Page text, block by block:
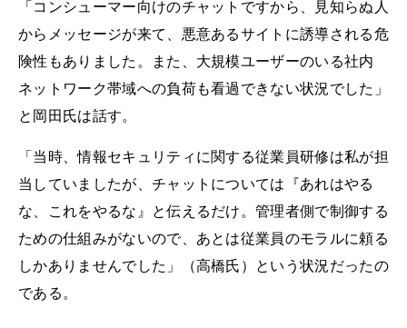
「コンシューマー向けのチャットですから、見知らぬ人
からメッセージが来て、悪意あるサイトに誘導される危
険性もありました。また、大規模ユーザーのいる社内
ネットワーク帯域への負荷も看過できない状況でした」
と岡田氏は話す。
「当時、情報セキュリティに関する従業員研修は私が担
当していましたが、チャットについては『あれはやる
な、これをやるな』と伝えるだけ。管理者側で制御する
ための仕組みがないので、あとは従業員のモラルに頼る
しかありませんでした」（高橋氏）という状況だったの
である。